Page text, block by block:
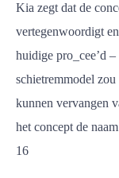
Kia zegt dat de
vertegenwoordigt
huidige pro_cee’d
schietremmodel
kunnen vervangen
het concept de
16